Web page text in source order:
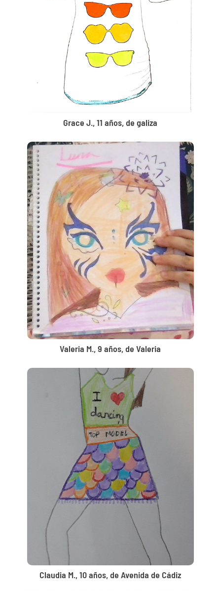
Grace J., 11 años, de galiza
Valeria M., 9 años, de Valeria
Claudia M., 10 años, de Avenida de Cádiz